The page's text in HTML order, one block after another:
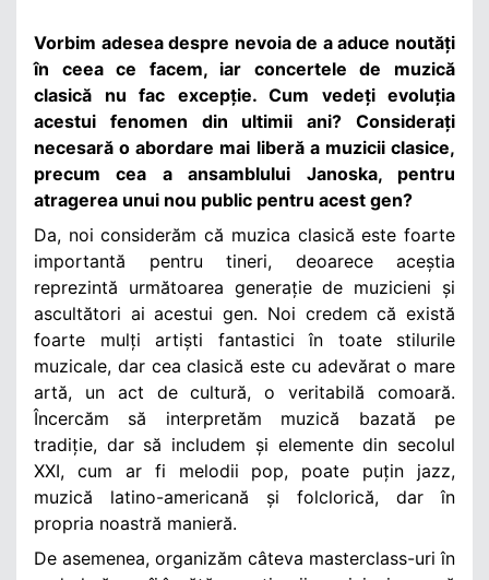
Vorbim adesea despre nevoia de a aduce noutăți
în ceea ce facem, iar concertele de muzică
clasică nu fac excepție. Cum vedeți evoluția
acestui fenomen din ultimii ani? Considerați
necesară o abordare mai liberă a muzicii clasice,
precum cea a ansamblului Janoska, pentru
atragerea unui nou public pentru acest gen?
Da, noi considerăm că muzica clasică este foarte
importantă pentru tineri, deoarece aceștia
reprezintă următoarea generație de muzicieni și
ascultători ai acestui gen. Noi credem că există
foarte mulți artiști fantastici în toate stilurile
muzicale, dar cea clasică este cu adevărat o mare
artă, un act de cultură, o veritabilă comoară.
Încercăm să interpretăm muzică bazată pe
tradiție, dar să includem și elemente din secolul
XXI, cum ar fi melodii pop, poate puțin jazz,
muzică latino-americană și folclorică, dar în
propria noastră manieră.
De asemenea, organizăm câteva masterclass-uri în